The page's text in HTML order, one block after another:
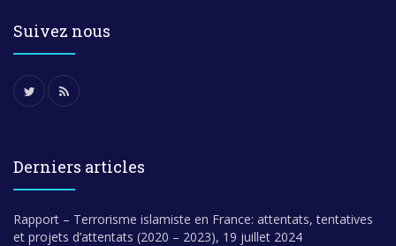
Suivez nous
Derniers articles
Rapport – Terrorisme islamiste en France: attentats, tentatives
et projets d’attentats (2020 – 2023), 19 juillet 2024